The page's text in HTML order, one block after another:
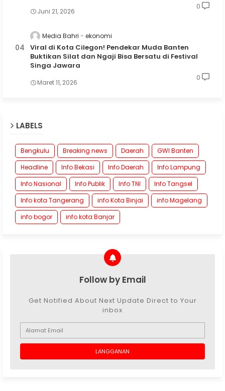
Juni 21, 2026
0
Media Bahri ekonomi
Viral di Kota Cilegon! Pendekar Muda Banten
Buktikan Silat dan Ngaji Bisa Bersatu di Festival
Singa Jawara
Maret 11, 2026
0
LABELS
Bengkulu Breaking news Daerah
GWI Banten
Headline
Info Bekasi Info Daerah
Info Lampung
Info Nasional
Info Publik Info TNI
Info Tangsel
Info kota Tangerang
info Kota Binjai
info Magelang
info bogor
info kota Banjar
Follow by Email
Get Notified About Next Update Direct to Your
inbox